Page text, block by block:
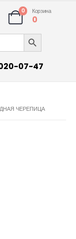
0 Корзина
0
Search Button
07-47
ЧЕРЕПИЦА